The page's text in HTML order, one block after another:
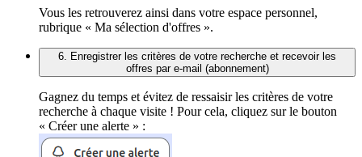
Vous les retrouverez ainsi dans votre espace personnel,
rubrique « Ma sélection d'offres ».
6. Enregistrer les critères de votre recherche et recevoir les
offres par e-mail (abonnement)
Gagnez du temps et évitez de ressaisir les critères de votre
recherche à chaque visite ! Pour cela, cliquez sur le bouton
« Créer une alerte » :